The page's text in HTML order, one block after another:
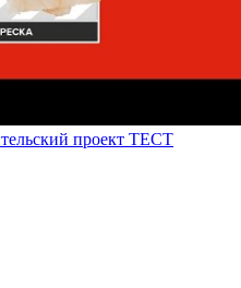
проект ТЕСТ